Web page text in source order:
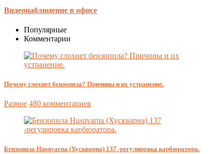
Видеонаблюдение в офисе
Популярные
Комментарии
Почему глохнет бензопила? Причины и их устранение.
Разное 480 комментариев
Бензопила Husqvarna (Хускварна) 137 -регулировка карбюратора.